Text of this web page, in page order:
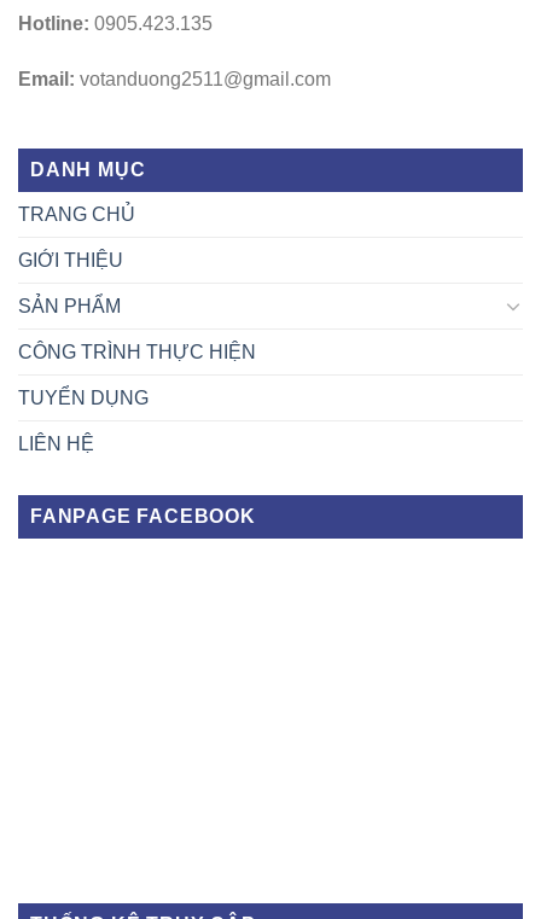
Hotline: 0905.423.135
Email: votanduong2511@gmail.com
DANH MỤC
TRANG CHỦ
GIỚI THIỆU
SẢN PHẨM
CÔNG TRÌNH THỰC HIỆN
TUYỂN DỤNG
LIÊN HỆ
FANPAGE FACEBOOK